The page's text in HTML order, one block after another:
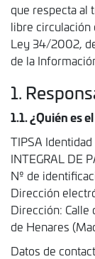
que respecta al
libre circulación
Ley 34/2002,
de la
1.
1.1. ¿Quién es
TIPSA
INTEGRAL DE
Nº de
Dirección
Dirección: Calle
de Henares
Datos de